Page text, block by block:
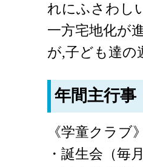
れにふさわし
一方宅地化が
が,子ども達の
年間主行事
《学童クラブ
・誕生会（毎